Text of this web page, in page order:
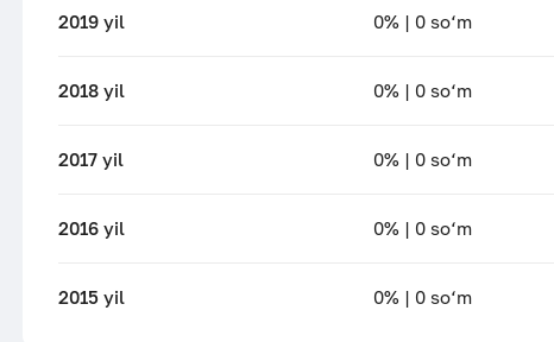
2019 yil 0% | 0 so‘m
2018 yil 0% | 0 so‘m
2017 yil 0% | 0 so‘m
2016 yil 0% | 0 so‘m
2015 yil 0% | 0 so‘m